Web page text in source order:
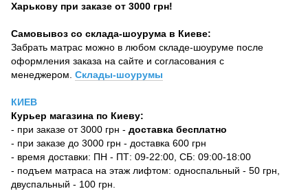
Харькову при заказе от 3000 грн!
Самовывоз со склада-шоурума в Киеве:
Забрать матрас можно в любом складе-шоуруме после
оформления заказа на сайте и согласования с
менеджером. Склады-шоурумы
КИЕВ
Курьер магазина по Киеву:
- при заказе от 3000 грн - доставка бесплатно
- при заказе до 3000 грн - доставка 600 грн
- время доставки: ПН - ПТ: 09-22:00, СБ: 09:00-18:00
- подъем матраса на этаж лифтом: односпальный - 50 грн,
двуспальный - 100 грн.